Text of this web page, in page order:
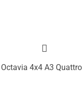
4x4 A3